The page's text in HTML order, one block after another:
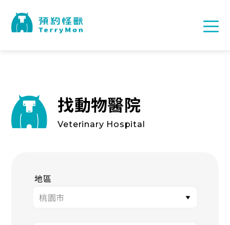
找動物醫院
Veterinary Hospital
地區